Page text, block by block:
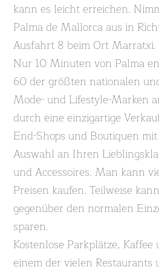
kann es leicht erreichen.
Palma de Mallorca aus in
Ausfahrt 8 beim Ort Marratxi.
Nur 10 Minuten von Palma
60 der größten nationalen
Mode- und Lifestyle-Marken
durch eine einzigartige
End-Shops und Boutiquen
Auswahl an Ihren
und Accessoires. Man kann
Preisen kaufen. Teilweise
gegenüber den normalen
sparen.
Kostenlose Parkplätze, Kaffee
einem der vielen Restaurants